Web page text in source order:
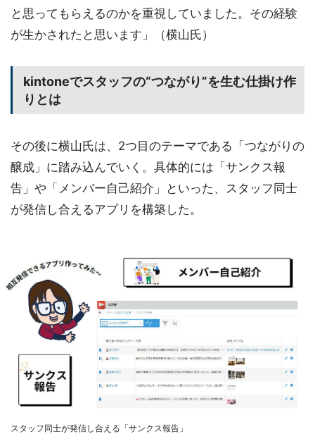
と思ってもらえるのかを重視していました。その経験
が生かされたと思います」（横山氏）
kintoneでスタッフの“つながり”を生む仕掛け作
りとは
その後に横山氏は、2つ目のテーマである「つながりの
醸成」に踏み込んでいく。具体的には「サンクス報
告」や「メンバー自己紹介」といった、スタッフ同士
が発信し合えるアプリを構築した。
スタッフ同士が発信し合える「サンクス報告」